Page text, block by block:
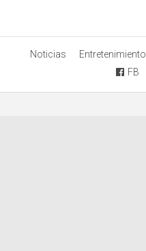
Noticias Entretenimiento
FB